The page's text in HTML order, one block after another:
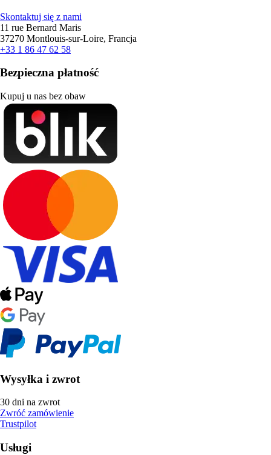
Skontaktuj się z nami
11 rue Bernard Maris
37270 Montlouis-sur-Loire, Francja
+33 1 86 47 62 58
Bezpieczna płatność
Kupuj u nas bez obaw
Wysyłka i zwrot
30 dni na zwrot
Zwróć zamówienie
Trustpilot
Usługi